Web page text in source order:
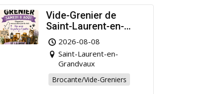
Vide-Grenier de
Saint-Laurent-en-
Grandvaux : Venez
chiner pour la bonne
cause !
2026-08-08
Saint-Laurent-en-
Grandvaux
Brocante/Vide-Greniers